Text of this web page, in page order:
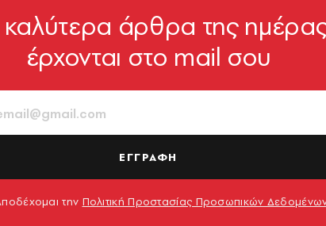
άρθρα της
έρχονται στο mail σου
ΕΓΓΡΑΦΗ
την Πολιτική Προστασίας Προσωπικών